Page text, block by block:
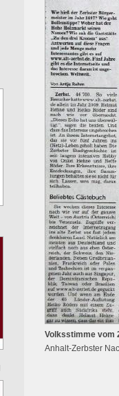
Volksstimme vom
Anhalt-Zerbster